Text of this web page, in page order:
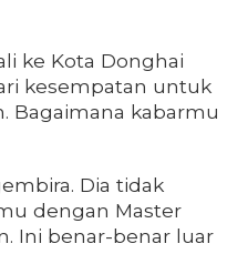
ke Kota Donghai
kesempatan untuk
Bagaimana kabarmu
Dia tidak
dengan Master
Ini benar-benar luar